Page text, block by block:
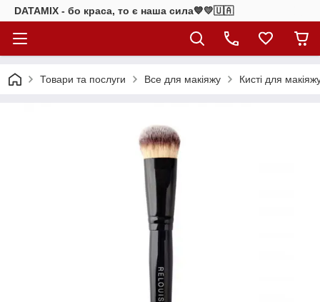
DATAMIX - бо краcа, то є наша сила​💙💛🇺🇦​
Товари та послуги Все для макіяжу Кисті для